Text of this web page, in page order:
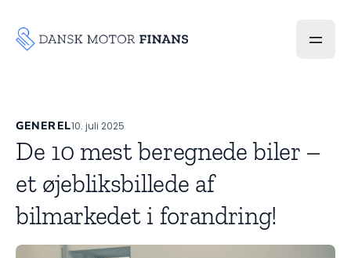
GENEREL10. juli 2025
De 10 mest beregnede biler –
et øjebliksbillede af
bilmarkedet i forandring!